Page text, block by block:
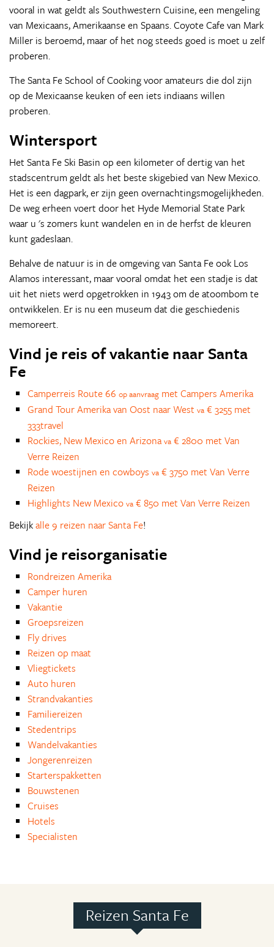
vooral in wat geldt als Southwestern Cuisine, een mengeling
van Mexicaans, Amerikaanse en Spaans. Coyote Cafe van Mark
Miller is beroemd, maar of het nog steeds goed is moet u zelf
proberen.
The Santa Fe School of Cooking voor amateurs die dol zijn
op de Mexicaanse keuken of een iets indiaans willen
proberen.
Wintersport
Het Santa Fe Ski Basin op een kilometer of dertig van het
stadscentrum geldt als het beste skigebied van New Mexico.
Het is een dagpark, er zijn geen overnachtingsmogelijkheden.
De weg erheen voert door het Hyde Memorial State Park
waar u 's zomers kunt wandelen en in de herfst de kleuren
kunt gadeslaan.
Behalve de natuur is in de omgeving van Santa Fe ook Los
Alamos interessant, maar vooral omdat het een stadje is dat
uit het niets werd opgetrokken in 1943 om de atoombom te
ontwikkelen. Er is nu een museum dat die geschiedenis
memoreert.
Vind je reis of vakantie naar Santa
Fe
Camperreis Route 66 op aanvraag met Campers Amerika
Grand Tour Amerika van Oost naar West va € 3255 met
333travel
Rockies, New Mexico en Arizona va € 2800 met Van
Verre Reizen
Rode woestijnen en cowboys va € 3750 met Van Verre
Reizen
Highlights New Mexico va € 850 met Van Verre Reizen
Bekijkalle 9 reizen naar Santa Fe!
Vind je reisorganisatie
Rondreizen Amerika
Camper huren
Vakantie
Groepsreizen
Fly drives
Reizen op maat
Vliegtickets
Auto huren
Strandvakanties
Familiereizen
Stedentrips
Wandelvakanties
Jongerenreizen
Starterspakketten
Bouwstenen
Cruises
Hotels
Specialisten
Reizen Santa Fe